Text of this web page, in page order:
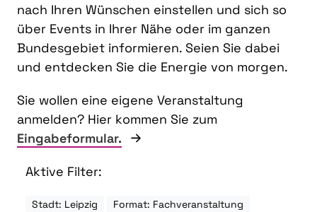
nach Ihren Wünschen einstellen und sich so
über Events in Ihrer Nähe oder im ganzen
Bundesgebiet informieren. Seien Sie dabei
und entdecken Sie die Energie von morgen.
Sie wollen eine eigene Veranstaltung
anmelden? Hier kommen Sie zum
Eingabeformular.
Aktive Filter:
Stadt: Leipzig
Format: Fachveranstaltung